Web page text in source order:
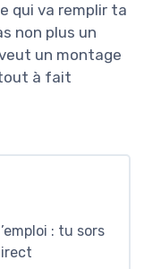
qui va remplir ta
non plus un
un montage
tout à fait
: tu sors